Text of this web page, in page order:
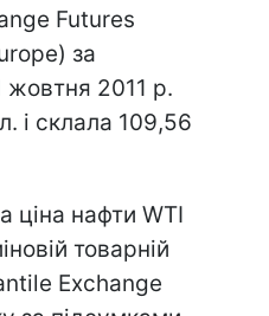
Futures
за
жовтня 2011 р.
і склала 109,56
ціна нафти WTI
товарній
Exchange